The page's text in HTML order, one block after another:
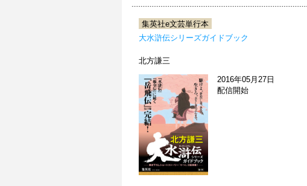
集英社e文芸単行本
大水滸伝シリーズガイドブック
北方謙三
2016年05月27日
配信開始